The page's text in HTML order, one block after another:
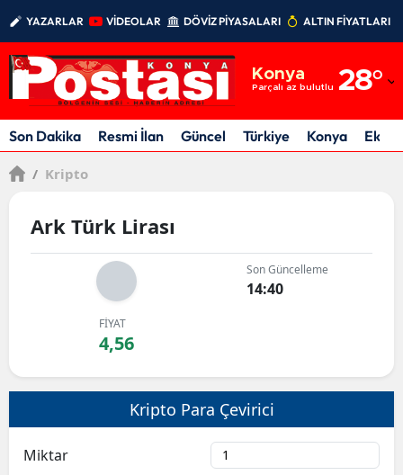
YAZARLAR VİDEOLAR DÖVİZ PİYASALARI ALTIN FİYATLARI
Konya
Parçalı az bulutlu 28°
Adıyaman
Afyonkarahisar
Antalya
Son Dakika Resmi İlan Güncel Türkiye Konya
/ Kripto
Ark Türk Lirası
Son Güncelleme
14:40
FİYAT
4,56
Kripto Para Çevirici
Miktar